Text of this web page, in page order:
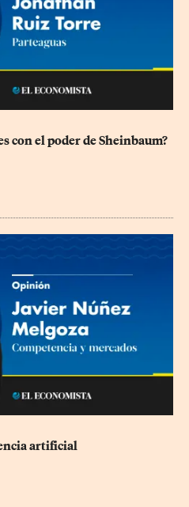
con el poder de Sheinbaum?
artificial